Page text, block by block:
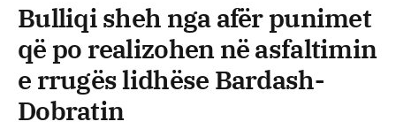
Bulliqi sheh nga afër punimet
që po realizohen në asfaltimin
e rrugës lidhëse Bardash-
Dobratin